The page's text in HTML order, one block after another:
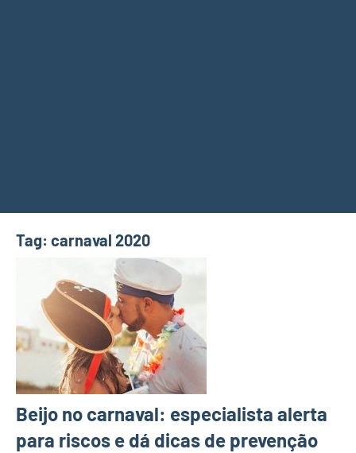
Tag: carnaval 2020
Beijo no carnaval: especialista alerta
para riscos e dá dicas de prevenção